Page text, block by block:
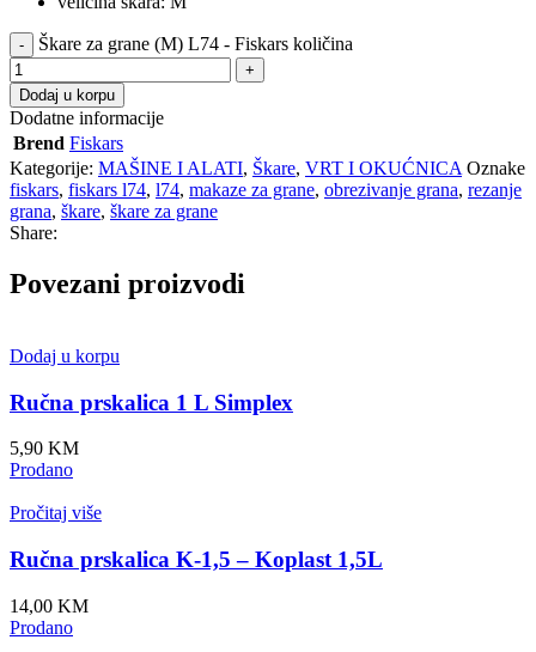
Škare za grane (M) L74 - Fiskars količina
Dodaj u korpu
Dodatne informacije
Brend Fiskars
Kategorije: MAŠINE I ALATI, Škare, VRT I OKUĆNICA Oznake
fiskars, fiskars l74, l74, makaze za grane, obrezivanje grana, rezanje
grana, škare, škare za grane
Share:
Povezani proizvodi
Dodaj u korpu
Ručna prskalica 1 L Simplex
5,90 KM
Prodano
Pročitaj više
Ručna prskalica K-1,5 – Koplast 1,5L
14,00 KM
Prodano